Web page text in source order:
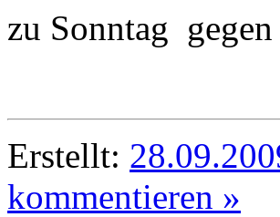
zu Sonntag
Erstellt:
kommentieren »